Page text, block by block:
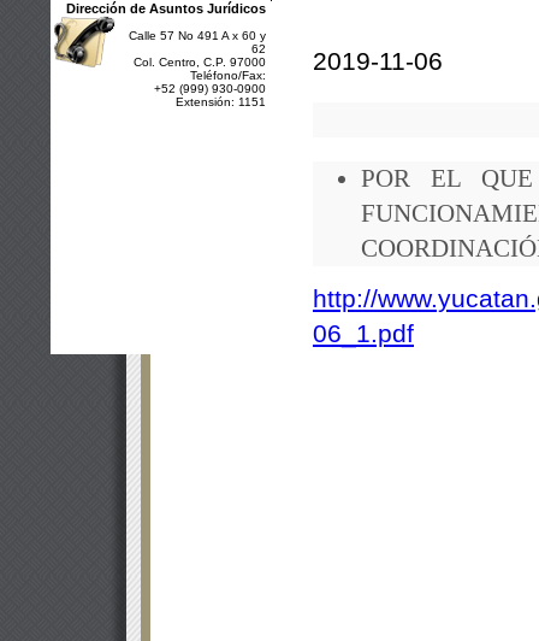
Dirección de Asuntos Jurídicos
Calle 57 No 491 A x 60 y
62
Col. Centro, C.P. 97000
Teléfono/Fax:
+52 (999) 930-0900
Extensión: 1151
2019-11-06
POR EL
http://
06_1.pdf